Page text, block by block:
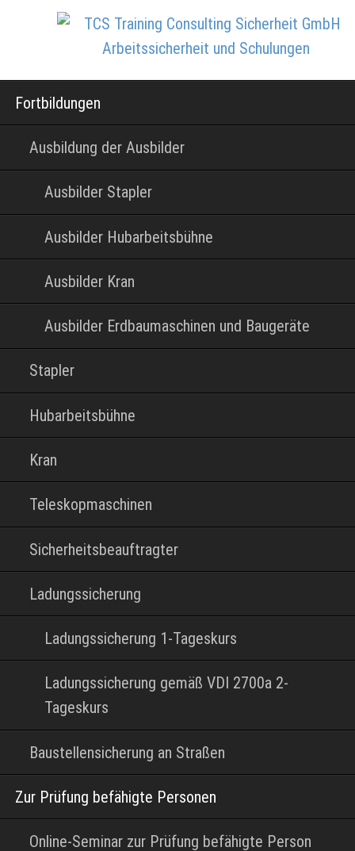
Navigation
überspringen
Fortbildungen
Ausbildung der Ausbilder
Ausbilder Stapler
Ausbilder Hubarbeitsbühne
Ausbilder Kran
Ausbilder Erdbaumaschinen und Baugeräte
Stapler
Hubarbeitsbühne
Kran
Teleskopmaschinen
Sicherheitsbeauftragter
Ladungssicherung
Ladungssicherung 1-Tageskurs
Ladungssicherung gemäß VDI 2700a 2-
Tageskurs
Baustellensicherung an Straßen
Zur Prüfung befähigte Personen
Online-Seminar zur Prüfung befähigte Person